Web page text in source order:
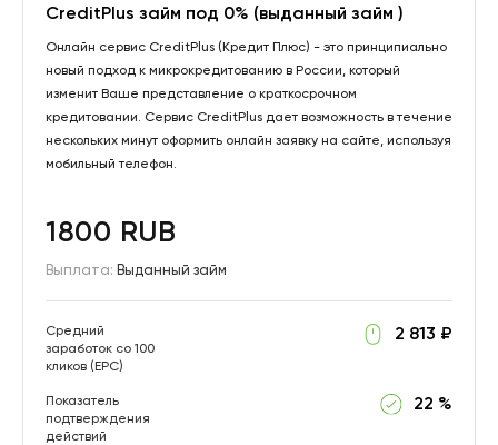
CreditPlus займ под 0% (выданный займ )
Онлайн сервис CreditPlus (Кредит Плюс) - это принципиально
новый подход к микрокредитованию в России, который
изменит Ваше представление о краткосрочном
кредитовании. Сервис CreditPlus дает возможность в течение
нескольких минут оформить онлайн заявку на сайте, используя
мобильный телефон.
1800 RUB
Выплата: Выданный займ
Средний
заработок со 100
кликов (EPC)
2 813 ₽
Показатель
подтверждения
действий
22 %